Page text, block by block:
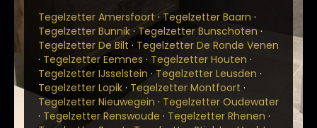
Tegelzetter Amersfoort ·Tegelzetter Baarn ·
Tegelzetter Bunnik ·Tegelzetter Bunschoten ·
Tegelzetter De Bilt · Tegelzetter De Ronde Venen
· Tegelzetter Eemnes · Tegelzetter Houten ·
Tegelzetter IJsselstein · Tegelzetter Leusden ·
Tegelzetter Lopik · Tegelzetter Montfoort ·
Tegelzetter Nieuwegein · Tegelzetter Oudewater
· Tegelzetter Renswoude · Tegelzetter Rhenen ·